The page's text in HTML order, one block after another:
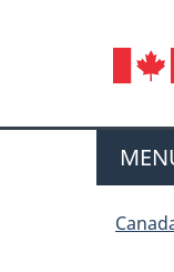
de
la